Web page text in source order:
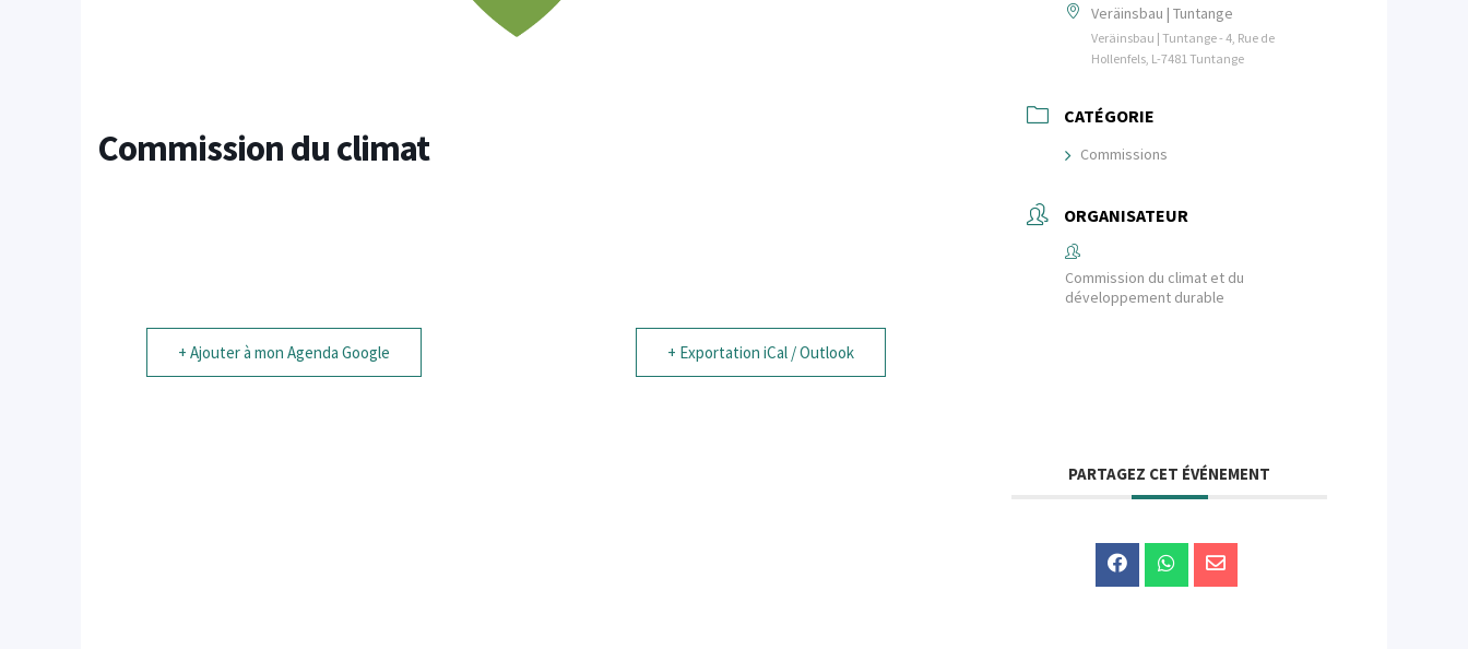
Commission du climat
+ Ajouter à mon Agenda Google + Exportation iCal / Outlook
Veräinsbau | Tuntange
Veräinsbau | Tuntange - 4, Rue de
Hollenfels, L-7481 Tuntange
CATÉGORIE
Commissions
ORGANISATEUR
Commission du climat et du
développement durable
PARTAGEZ CET ÉVÉNEMENT